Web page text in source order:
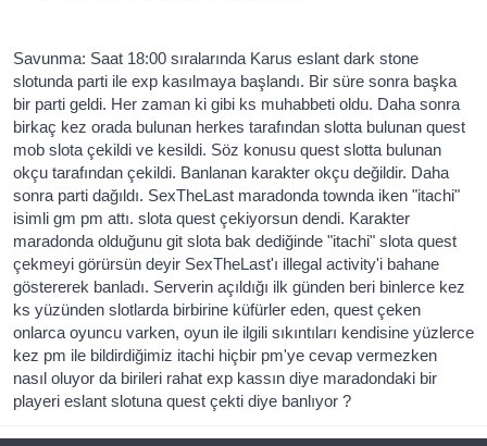
Savunma: Saat 18:00 sıralarında Karus eslant dark stone
slotunda parti ile exp kasılmaya başlandı. Bir süre sonra başka
bir parti geldi. Her zaman ki gibi ks muhabbeti oldu. Daha sonra
birkaç kez orada bulunan herkes tarafından slotta bulunan quest
mob slota çekildi ve kesildi. Söz konusu quest slotta bulunan
okçu tarafından çekildi. Banlanan karakter okçu değildir. Daha
sonra parti dağıldı. SexTheLast maradonda townda iken "itachi"
isimli gm pm attı. slota quest çekiyorsun dendi. Karakter
maradonda olduğunu git slota bak dediğinde "itachi" slota quest
çekmeyi görürsün deyir SexTheLast'ı illegal activity'i bahane
göstererek banladı. Serverin açıldığı ilk günden beri binlerce kez
ks yüzünden slotlarda birbirine küfürler eden, quest çeken
onlarca oyuncu varken, oyun ile ilgili sıkıntıları kendisine yüzlerce
kez pm ile bildirdiğimiz itachi hiçbir pm'ye cevap vermezken
nasıl oluyor da birileri rahat exp kassın diye maradondaki bir
playeri eslant slotuna quest çekti diye banlıyor ?